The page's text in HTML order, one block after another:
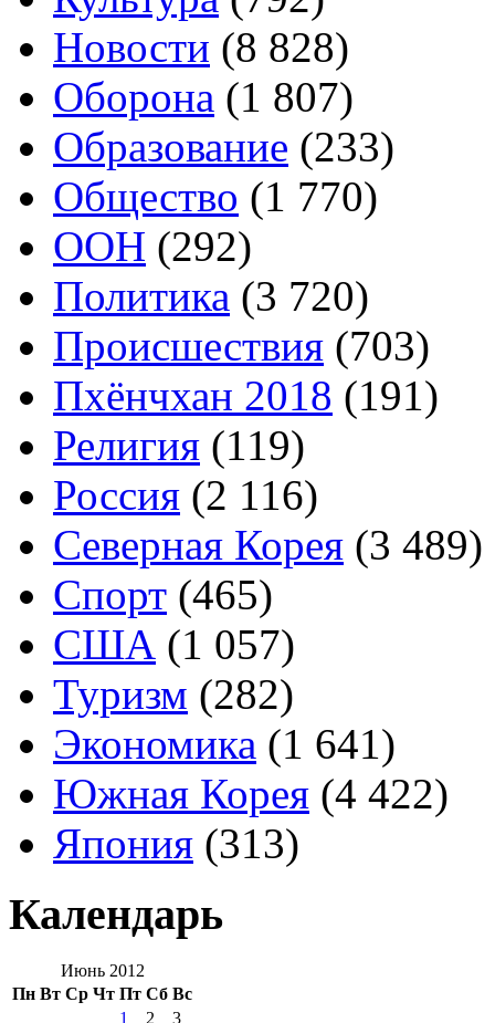
Новости (8 828)
Оборона (1 807)
Образование (233)
Общество (1 770)
ООН (292)
Политика (3 720)
Происшествия (703)
Пхёнчхан 2018 (191)
Религия (119)
Россия (2 116)
Северная Корея (3 489)
Спорт (465)
США (1 057)
Туризм (282)
Экономика (1 641)
Южная Корея (4 422)
Япония (313)
Календарь
Июнь 2012
Пн Вт Ср Чт Пт Сб Вс
1 2
3